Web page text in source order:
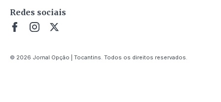
Redes sociais
© 2026 Jornal Opção | Tocantins. Todos os direitos reservados.